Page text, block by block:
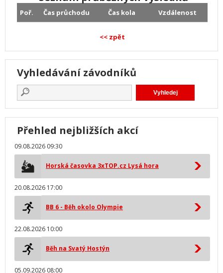
Poř. Čas průchodu Čas kola Vzdálenost
<< zpět
Vyhledávání závodníků
Přehled nejbližších akcí
09.08.2026 09:30
Horská časovka 3xTOP.cz Lysá hora
20.08.2026 17:00
BB 6 - Běh okolo Olympie
22.08.2026 10:00
Běh na Svatý Hostýn
05.09.2026 08:00